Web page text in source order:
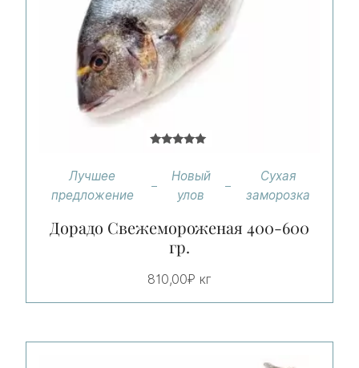
Лучшее
предложение
Новый
улов
Сухая
заморозка
Дорадо Свежемороженая 400-600
гр.
810,00₽ кг